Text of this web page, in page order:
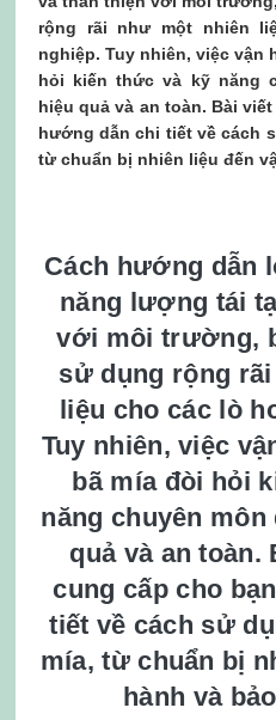
rộng rãi như một nhiên
nghiệp. Tuy nhiên, việc vận
hỏi kiến thức và kỹ năng
hiệu quả và an toàn. Bài
hướng dẫn chi tiết về cách
từ chuẩn bị nhiên liệu đến
Cách hướng dẫn
năng lượng tái
với môi trường,
sử dụng rộng
liệu cho các lò
Tuy nhiên, việc
bã mía đòi hỏi
năng chuyên môn
quả và an toàn.
cung cấp cho
tiết về cách sử
mía, từ chuẩn bị
hành và